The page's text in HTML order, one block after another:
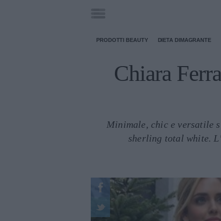
PRODOTTI BEAUTY DIETA DIMAGRANTE
Chiara
Minimale, chic e versatile
sherling total white.